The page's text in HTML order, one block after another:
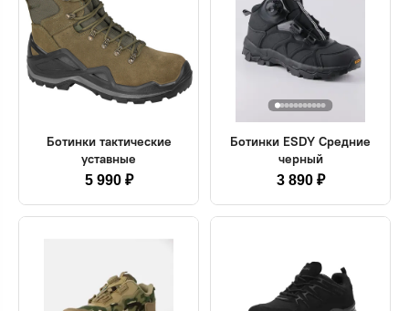
Ботинки тактические
уставные
5 990 ₽
Ботинки ESDY Средние
черный
3 890 ₽